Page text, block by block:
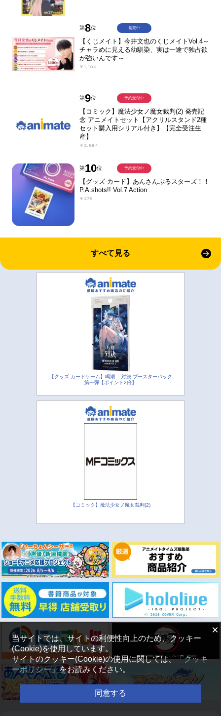
第8位
【くじメイト】今井文也のくじメイトVol.4～
チャラめに見える幼馴染、実は一途で独占欲
が強いんです～
￥1,100
発売中
第9位
【コミック】魔法少女ノ魔女裁判(2) 発売記
念 アニメイトセット【アクリルスタンド2種
セット購入用シリアル付き】【完全受注生
産】
￥2,684
予約受付中
第10位
【グッズ-カード】あんさんぶるスターズ！！
P.A.shots!! Vol.7 Action
￥275
予約受付中
すべて見る
【グッズ-カードゲーム】鳴潮 ：対決 ブースターパック
第一弾【ポイント2倍】
【コミック】魔法少女ノ魔女裁判(2)
×
当サイトでは、サイトの利便性向上のため、クッキー
(Cookie)を使用しています。
サイトのクッキー(Cookie)の使用に関しては、「クッキ
ーポリシー」をお読みください。
同意する